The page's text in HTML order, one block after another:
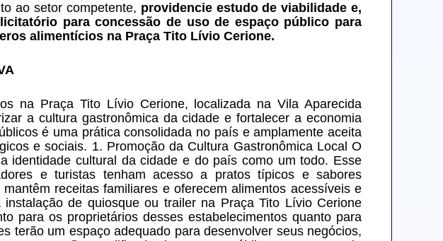
ao setor competente, providencie estudo de viabilidade e,
para concessão de uso de espaço público para
alimentícios na Praça Tito Lívio Cerione.
na Praça Tito Lívio Cerione, localizada na Vila Aparecida
a cultura gastronômica da cidade e fortalecer a economia
é uma prática consolidada no país e amplamente aceita
e sociais. 1. Promoção da Cultura Gastronômica Local O
identidade cultural da cidade e do país como um todo. Esse
e turistas tenham acesso a pratos típicos e sabores
receitas familiares e oferecem alimentos acessíveis e
de quiosque ou trailer na Praça Tito Lívio Cerione
para os proprietários desses estabelecimentos quanto para
terão um espaço adequado para desenvolver seus negócios,